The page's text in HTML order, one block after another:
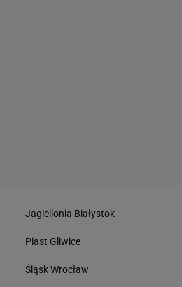
Jagiellonia Białystok
Piast Gliwice
Śląsk Wrocław